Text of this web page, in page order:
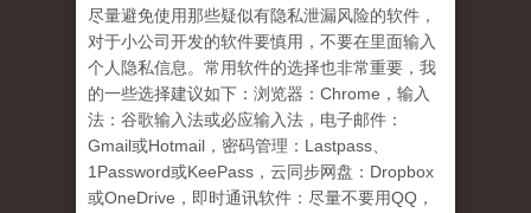
尽量避免使用那些疑似有隐私泄漏风险的软件，
对于小公司开发的软件要慎用，不要在里面输入
个人隐私信息。常用软件的选择也非常重要，我
的一些选择建议如下：浏览器：Chrome，输入
法：谷歌输入法或必应输入法，电子邮件：
Gmail或Hotmail，密码管理：Lastpass、
1Password或KeePass，云同步网盘：Dropbox
或OneDrive，即时通讯软件：尽量不要用QQ，